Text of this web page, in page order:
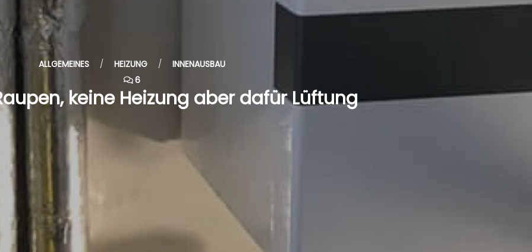
ALLGEMEINES / HEIZUNG /
INNENAUSBAU
6
keine Heizung aber dafür Lüftung